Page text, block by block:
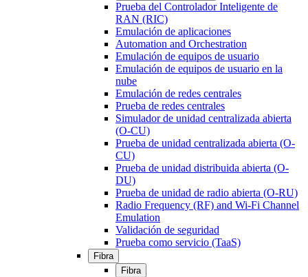
Prueba del Controlador Inteligente de
RAN (RIC)
Emulación de aplicaciones
Automation and Orchestration
Emulación de equipos de usuario
Emulación de equipos de usuario en la
nube
Emulación de redes centrales
Prueba de redes centrales
Simulador de unidad centralizada abierta
(O-CU)
Prueba de unidad centralizada abierta (O-
CU)
Prueba de unidad distribuida abierta (O-
DU)
Prueba de unidad de radio abierta (O-RU)
Radio Frequency (RF) and Wi-Fi Channel
Emulation
Validación de seguridad
Prueba como servicio (TaaS)
Fibra
Fibra